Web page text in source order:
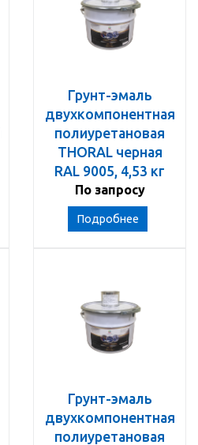
Грунт-эмаль
двухкомпонентная
полиуретановая
THORAL черная
RAL 9005, 4,53 кг
По запросу
Подробнее
Грунт-эмаль
двухкомпонентная
полиуретановая